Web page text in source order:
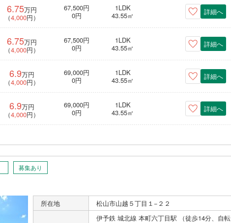
6.75万円
（4,000円）
67,500円
0円
1LDK
43.55㎡
詳細へ
6.75万円
（4,000円）
67,500円
0円
1LDK
43.55㎡
詳細へ
6.9万円
（4,000円）
69,000円
0円
1LDK
43.55㎡
詳細へ
6.9万円
（4,000円）
69,000円
0円
1LDK
43.55㎡
詳細へ
募集あり
所在地
松山市山越５丁目１−２２
伊予鉄 城北線 本町六丁目駅 （徒歩14分、自転